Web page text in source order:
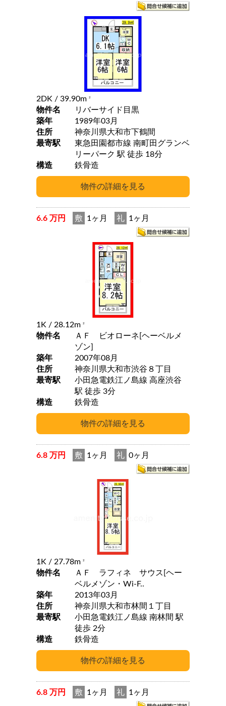
2DK / 39.90m 2
物件名
リバーサイド目黒
築年
1989年03月
住所
神奈川県大和市下鶴間
最寄駅
東急田園都市線 南町田グランベ
リーパーク 駅 徒歩 18分
構造
鉄骨造
6.6 万円 敷 1ヶ月 礼 1ヶ月
1K / 28.12m 2
物件名
ＡＦ ビオローネ[ヘーベルメ
ゾン]
築年
2007年08月
住所
神奈川県大和市渋谷８丁目
最寄駅
小田急電鉄江ノ島線 高座渋谷
駅 徒歩 3分
構造
鉄骨造
6.8 万円 敷 1ヶ月 礼 0ヶ月
1K / 27.78m 2
物件名
ＡＦ ラフィネ サウス[ヘー
ベルメゾン・Wi-F..
築年
2013年03月
住所
神奈川県大和市林間１丁目
最寄駅
小田急電鉄江ノ島線 南林間 駅
徒歩 2分
構造
鉄骨造
6.8 万円 敷 1ヶ月 礼 1ヶ月